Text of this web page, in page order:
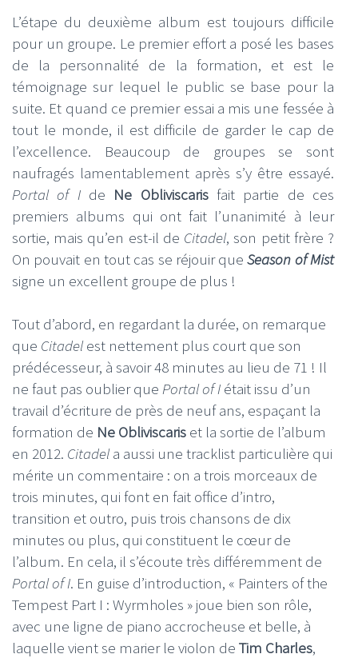
L’étape du deuxième album est toujours difficile
pour un groupe. Le premier effort a posé les bases
de la personnalité de la formation, et est le
témoignage sur lequel le public se base pour la
suite. Et quand ce premier essai a mis une fessée à
tout le monde, il est difficile de garder le cap de
l’excellence. Beaucoup de groupes se sont
naufragés lamentablement après s’y être essayé.
Portal of I de Ne Obliviscarisfait partie de ces
premiers albums qui ont fait l’unanimité à leur
sortie, mais qu’en est-il de Citadel, son petit frère ?
On pouvait en tout cas se réjouir queSeason of Mist
signe un excellent groupe de plus !
Tout d’abord, en regardant la durée, on remarque
que Citadelest nettement plus court que son
prédécesseur, à savoir 48 minutes au lieu de 71 ! Il
ne faut pas oublier que Portal of I était issu d’un
travail d’écriture de près de neuf ans, espaçant la
formation de Ne Obliviscaris et la sortie de l’album
en 2012. Citadela aussi une tracklist particulière qui
mérite un commentaire : on a trois morceaux de
trois minutes, qui font en fait office d’intro,
transition et outro, puis trois chansons de dix
minutes ou plus, qui constituent le cœur de
l’album. En cela, il s’écoute très différemment de
Portal of I. En guise d’introduction, « Painters of the
Tempest Part I : Wyrmholes » joue bien son rôle,
avec une ligne de piano accrocheuse et belle, à
laquelle vient se marier le violon de Tim Charles,